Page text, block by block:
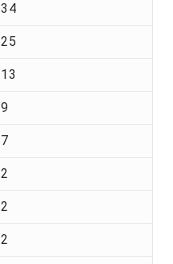
34
25
13
9
7
2
2
2